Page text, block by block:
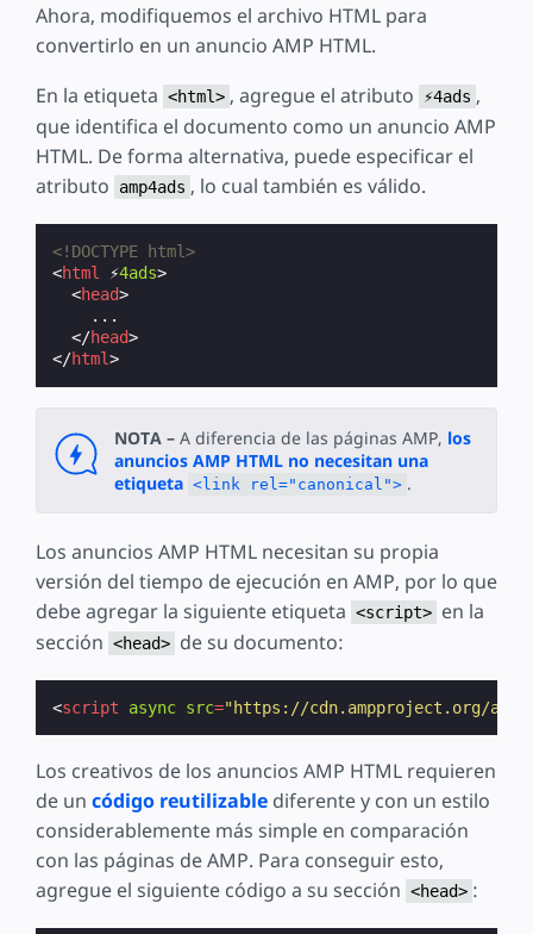
Ahora, modifiquemos el archivo HTML para
convertirlo en un anuncio AMP HTML.
En la etiqueta <html> , agregue el atributo ⚡4ads ,
que identifica el documento como un anuncio AMP
HTML. De forma alternativa, puede especificar el
atributo
amp4ads , lo cual también es válido.
<!DOCTYPE html>
<html ⚡4ads>
<head>
    ...
</head>
</html>
NOTA – A diferencia de las páginas AMP, los
anuncios AMP HTML no necesitan una
etiqueta <link rel="canonical"> .
Los anuncios AMP HTML necesitan su propia
versión del tiempo de ejecución en AMP, por lo que
debe agregar la siguiente etiqueta <script> en la
sección <head> de su documento:
<script async src="https://cdn.ampproject.org/
Los creativos de los anuncios AMP HTML requieren
de un código reutilizable diferente y con un estilo
considerablemente más simple en comparación
con las páginas de AMP. Para conseguir esto,
agregue el siguiente código a su sección <head> :